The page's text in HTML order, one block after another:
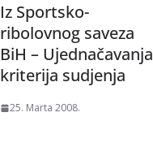
Iz Sportsko-
ribolovnog saveza
BiH – Ujednačavanja
kriterija sudjenja
25. Marta 2008.